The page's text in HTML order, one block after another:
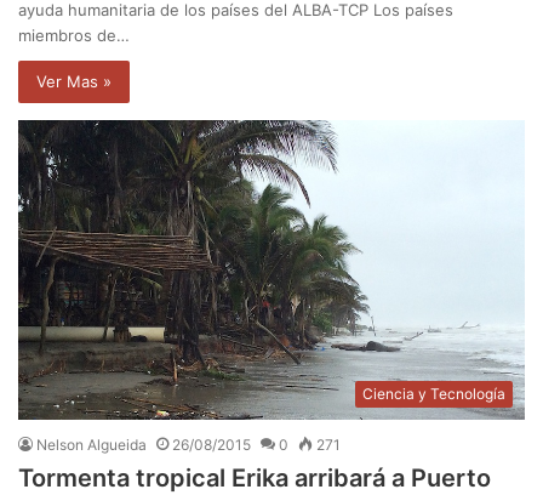
ayuda humanitaria de los países del ALBA-TCP Los países
miembros de…
Ver Mas »
Ciencia y Tecnología
Nelson Algueida 26/08/2015 0 271
Tormenta tropical Erika arribará a Puerto